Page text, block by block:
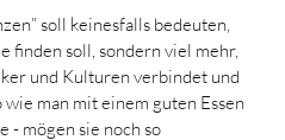
soll keinesfalls bedeuten,
finden soll, sondern viel mehr,
und Kulturen verbindet und
man mit einem guten Essen
- mögen sie noch so